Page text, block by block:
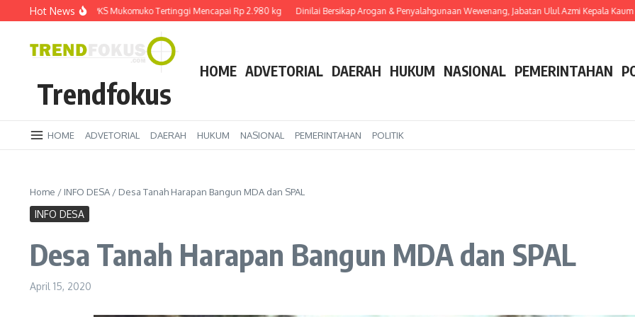
Lewati ke konten
Hot News
TBS Sawit di PKS Mukomuko Tertinggi Mencapai Rp 2.980 kg Dinilai Bersikap Arogan & Penyalahgunaan Wewenang, Jabatan Ulul Azmi Kepala Kaum 14
Trendfokus
HOME ADVETORIAL DAERAH HUKUM NASIONAL PEMERINTAHAN
HOME ADVETORIAL DAERAH HUKUM NASIONAL PEMERINTAHAN POLITIK
Home / INFO DESA / Desa Tanah Harapan Bangun MDA dan SPAL
INFO DESA
Desa Tanah Harapan Bangun MDA dan SPAL
April 15, 2020